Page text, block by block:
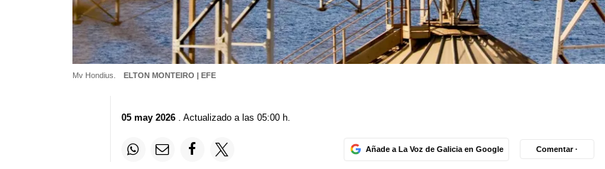
Mv Hondius. ELTON MONTEIRO | EFE
05 may 2026. Actualizado a las 05:00 h.
Añade a La Voz de Galicia en Google Comentar ·